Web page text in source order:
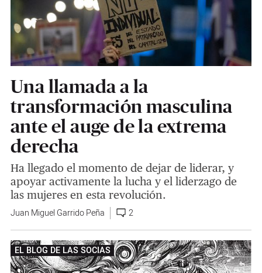
Una llamada a la
transformación masculina
ante el auge de la extrema
derecha
Ha llegado el momento de dejar de liderar, y
apoyar activamente la lucha y el liderzago de
las mujeres en esta revolución.
Juan Miguel Garrido Peña 2
EL BLOG DE LAS SOCIAS